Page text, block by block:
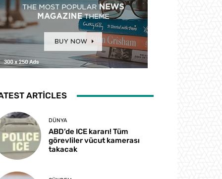
ARTICLES
DÜNYA
ABD’de ICE kararı! Tüm
görevliler vücut kamerası
takacak